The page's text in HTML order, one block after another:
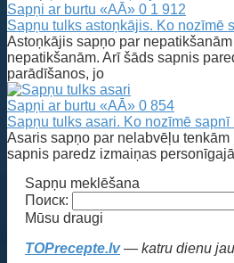
Sapņi ar burtu «AĀ» 0 1 912
Sapņu tulks astoņkājis. Ko nozīmē
Astoņkājis sapņo par
nepatikšanām. Arī šāds sapnis
parādīšanos, jo
Sapņi ar burtu «AĀ» 0 854
Sapņu tulks asari. Ko nozīmē sapnī
Asaris sapņo par nelabvēļu tenkām
sapnis paredz izmaiņas
Sapņu meklēšana
Поиск:
Mūsu draugi
TOPrecepte.lv— katru dienu